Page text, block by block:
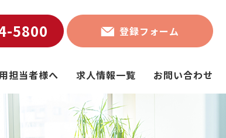
5800 登録フォーム
担当者様へ 求人情報一覧 お問い合わせ